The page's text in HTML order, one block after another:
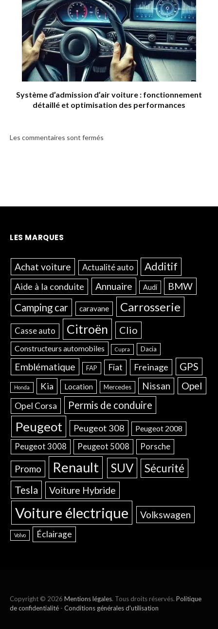
Système d’admission d’air voiture : fonctionnement
détaillé et optimisation des performances
Les commentaires sont fermés
LES MARQUES
Achat voiture Actualité auto Additif
Aide à la conduite Annuaire Audi BMW
Camping car caravane Carrosserie
Casse auto Citroën Clio
Constructeurs automobiles Cupra Dacia
Emblématique FAP Fiat Freinage GPS
Honda Kia Location Mercedes Nissan Opel
Opel Corsa Permis de conduire
Peugeot Peugeot 308 Peugeot 2008
Peugeot 3008 Peugeot 5008 Porsche
Promo Renault SUV Sécurité
Tesla Voiture Hybride
Voiture électrique Volkswagen
Volvo Éclairage
Copyright © 2026 Mentions légales. Tous droits réservés. Politique
de confidentialité - Conditions générales d'utilisation